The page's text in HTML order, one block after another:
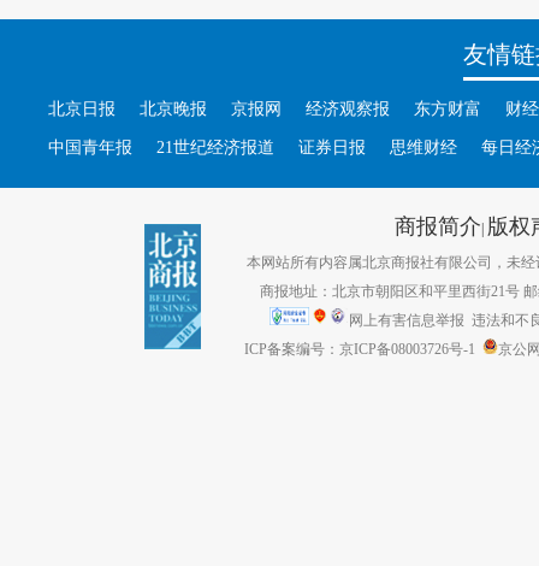
友情
北京日报 北京晚报 京报网 经济观察报 东方财富 财
中国青年报 21世纪经济报道 证券日报 思维财经 每日经
商报简介| 版权
本网站所有内容属北京商报社有限公司，未经
商报地址：北京市朝阳区和平里西街21号
网上有害信息举报 违法和不
ICP备案编号：京ICP备08003726号-1
京公